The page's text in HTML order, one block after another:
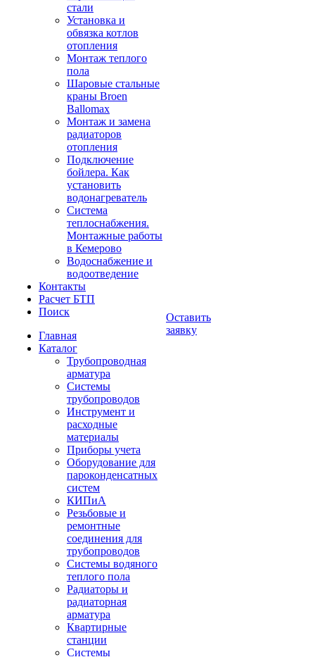
стали
Установка и
обвязка котлов
отопления
Монтаж теплого
пола
Шаровые стальные
краны Broen
Ballomax
Монтаж и замена
радиаторов
отопления
Подключение
бойлера. Как
установить
водонагреватель
Система
теплоснабжения.
Монтажные работы
в Кемерово
Водоснабжение и
водоотведение
Контакты
Расчет БТП
Поиск
Главная
Каталог
Трубопроводная
арматура
Системы
трубопроводов
Инструмент и
расходные
материалы
Приборы учета
Оборудование для
пароконденсатных
систем
КИПиА
Резьбовые и
ремонтные
соединения для
трубопроводов
Системы водяного
теплого пола
Радиаторы и
радиаторная
арматура
Квартирные
станции
Системы
Оставить
заявку